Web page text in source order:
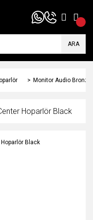
ARA
Monitor Audio
Hoparlör Black